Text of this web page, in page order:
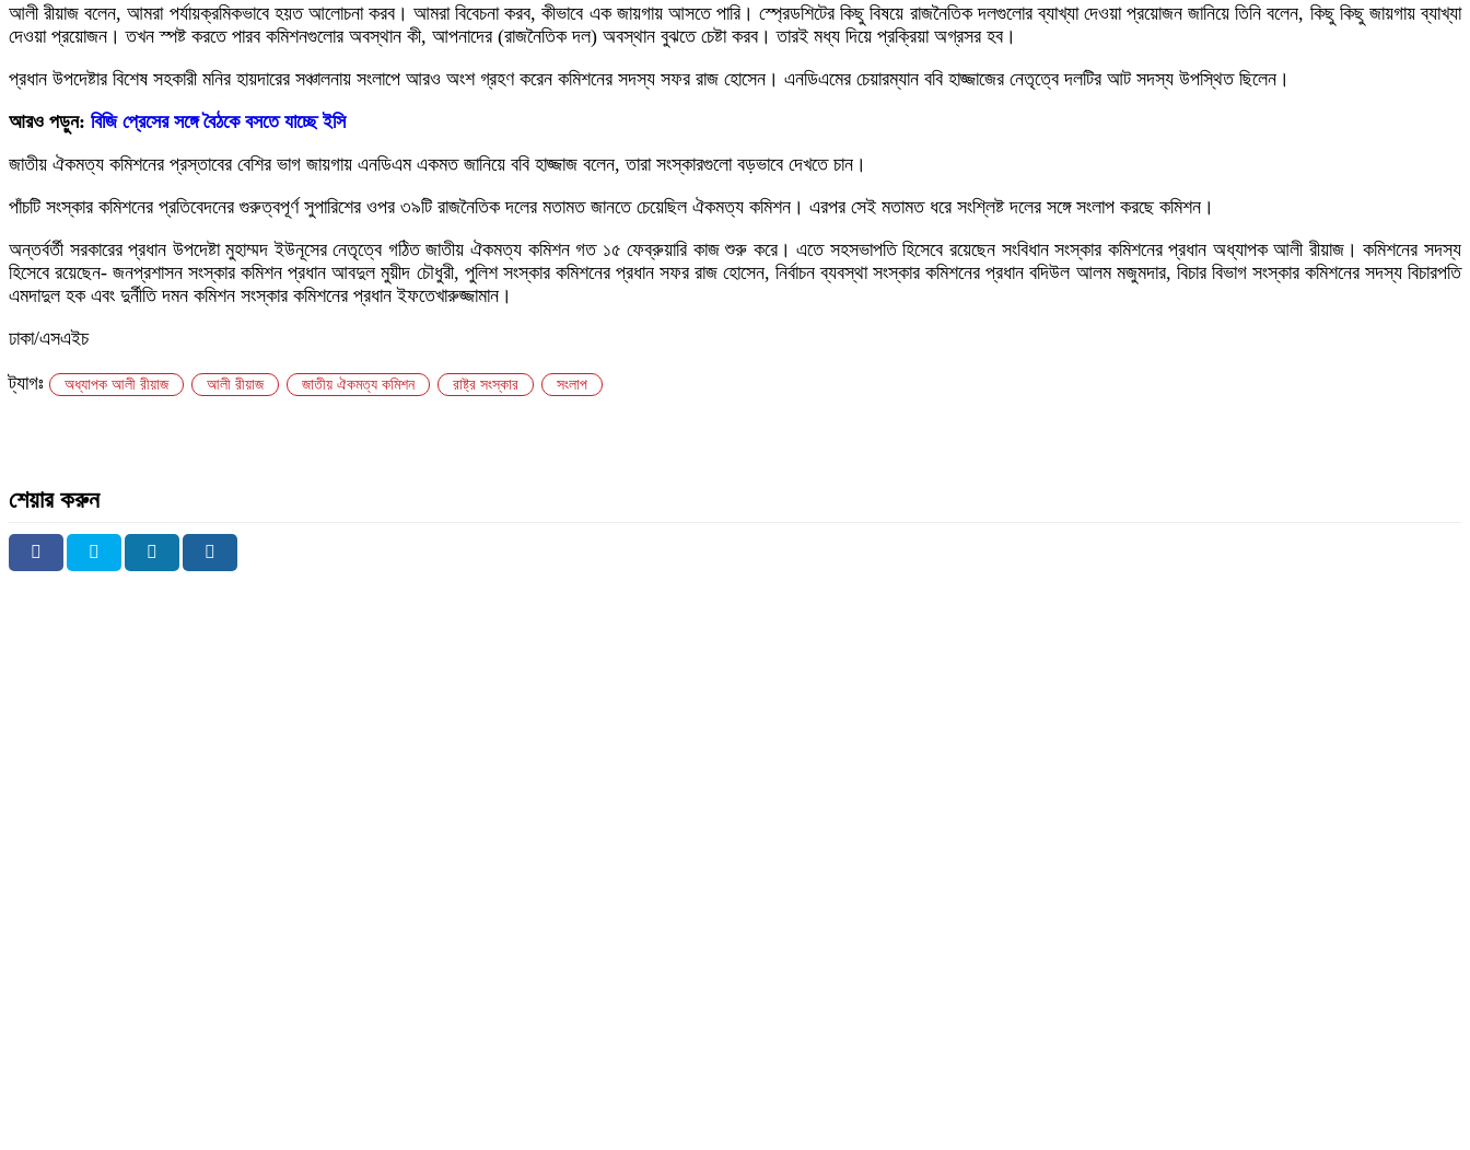
আলী রীয়াজ বলেন, আমরা পর্যায়ক্রমিকভাবে হয়ত আলোচনা করব। আমরা বিবেচনা করব, কীভাবে এক জায়গায় আসতে পারি। স্প্রেডশিটের কিছু বিষয়ে রাজনৈতিক দলগুলোর ব্যাখ্যা দেওয়া প্রয়োজন জানিয়ে তিনি বলেন, কিছু কিছু জায়গায় ব্যাখ্যা
দেওয়া প্রয়োজন। তখন স্পষ্ট করতে পারব কমিশনগুলোর অবস্থান কী, আপনাদের (রাজনৈতিক দল) অবস্থান বুঝতে চেষ্টা করব। তারই মধ্য দিয়ে প্রক্রিয়া অগ্রসর হব।
প্রধান উপদেষ্টার বিশেষ সহকারী মনির হায়দারের সঞ্চালনায় সংলাপে আরও অংশ গ্রহণ করেন কমিশনের সদস্য সফর রাজ হোসেন। এনডিএমের চেয়ারম্যান ববি হাজ্জাজের নেতৃত্বে দলটির আট সদস্য উপস্থিত ছিলেন।
আরও পড়ুন: বিজি প্রেসের সঙ্গে বৈঠকে বসতে যাচ্ছে ইসি
জাতীয় ঐকমত্য কমিশনের প্রস্তাবের বেশির ভাগ জায়গায় এনডিএম একমত জানিয়ে ববি হাজ্জাজ বলেন, তারা সংস্কারগুলো বড়ভাবে দেখতে চান।
পাঁচটি সংস্কার কমিশনের প্রতিবেদনের গুরুত্বপূর্ণ সুপারিশের ওপর ৩৯টি রাজনৈতিক দলের মতামত জানতে চেয়েছিল ঐকমত্য কমিশন। এরপর সেই মতামত ধরে সংশ্লিষ্ট দলের সঙ্গে সংলাপ করছে কমিশন।
অন্তর্বর্তী সরকারের প্রধান উপদেষ্টা মুহাম্মদ ইউনূসের নেতৃত্বে গঠিত জাতীয় ঐকমত্য কমিশন গত ১৫ ফেব্রুয়ারি কাজ শুরু করে। এতে সহসভাপতি হিসেবে রয়েছেন সংবিধান সংস্কার কমিশনের প্রধান অধ্যাপক আলী রীয়াজ। কমিশনের সদস্য
হিসেবে রয়েছেন- জনপ্রশাসন সংস্কার কমিশন প্রধান আবদুল মুয়ীদ চৌধুরী, পুলিশ সংস্কার কমিশনের প্রধান সফর রাজ হোসেন, নির্বাচন ব্যবস্থা সংস্কার কমিশনের প্রধান বদিউল আলম মজুমদার, বিচার বিভাগ সংস্কার কমিশনের সদস্য বিচারপতি
এমদাদুল হক এবং দুর্নীতি দমন কমিশন সংস্কার কমিশনের প্রধান ইফতেখারুজ্জামান।
ঢাকা/এসএইচ
ট্যাগঃ অধ্যাপক আলী রীয়াজ আলী রীয়াজ জাতীয় ঐকমত্য কমিশন রাষ্ট্র সংস্কার সংলাপ
শেয়ার করুন